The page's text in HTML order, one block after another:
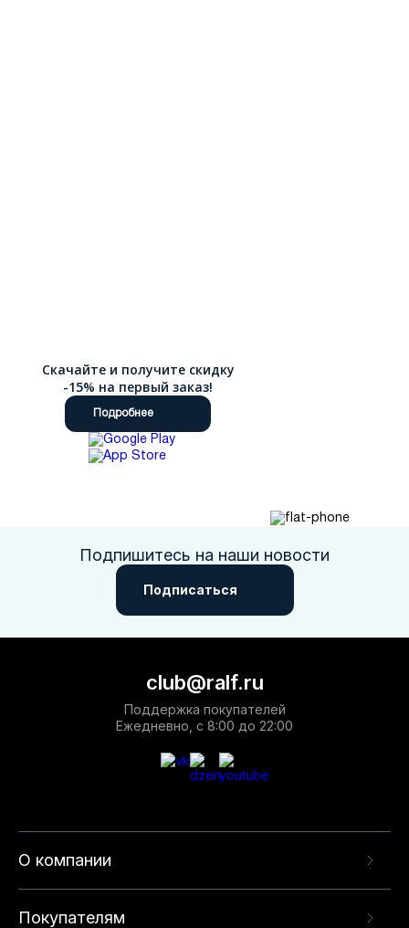
Скачайте и получите скидку
-15% на первый заказ!
Подробнее
Подпишитесь на наши новости
Подписаться
О компании
Покупателям
club@ralf.ru
Поддержка покупателей
Ежедневно, с 8:00 до 22:00